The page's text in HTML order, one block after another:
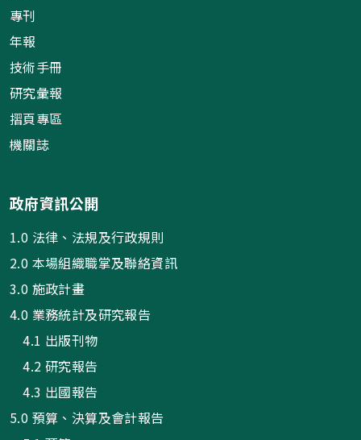
專刊
年報
技術手冊
研究彙報
摺頁專區
機關誌
政府資訊公開
1.0 法律、法規及行政規則
2.0 本場組織職掌及聯絡資訊
3.0 施政計畫
4.0 業務統計及研究報告
4.1 出版刊物
4.2 研究報告
4.3 出國報告
5.0 預算、決算及會計報告